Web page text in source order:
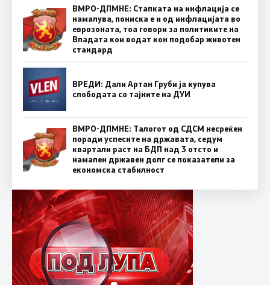
ВМРО-ДПМНЕ: Стапката на инфлација се
намалува, пониска е и од инфлацијата во
еврозоната, тоа говори за политиките на
Владата кои водат кон подобар животен
стандард
ВРЕДИ: Дали Артан Груби ја купува
слободата со тајните на ДУИ
ВМРО-ДПМНЕ: Талогот од СДСМ несреќен
поради успесите на државата, седум
квартали раст на БДП над 3 отсто и
намален државен долг се показатели за
економска стабилност